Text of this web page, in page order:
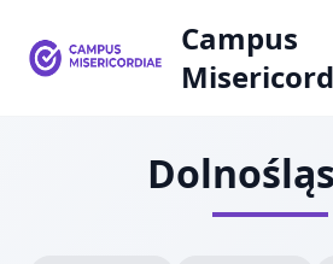
Campus